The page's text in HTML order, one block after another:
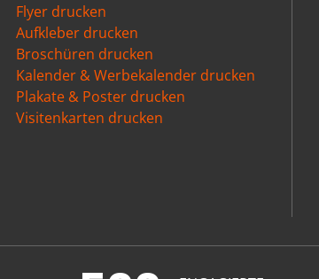
Flyer drucken
Aufkleber drucken
Broschüren drucken
Kalender & Werbekalender drucken
Plakate & Poster drucken
Visitenkarten drucken